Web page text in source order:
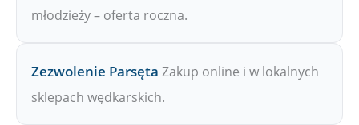
młodzieży – oferta roczna.
Zezwolenie Parsęta Zakup online i w lokalnych
sklepach wędkarskich.